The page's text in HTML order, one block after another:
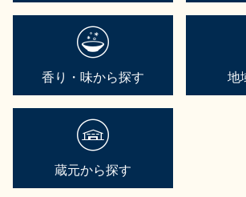
香り・味から探す 地
蔵元から探す